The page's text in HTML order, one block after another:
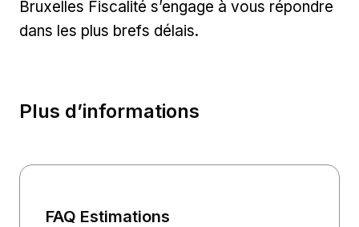
Bruxelles Fiscalité s’engage à vous répondre
dans les plus brefs délais.
Plus d’informations
FAQ Estimations